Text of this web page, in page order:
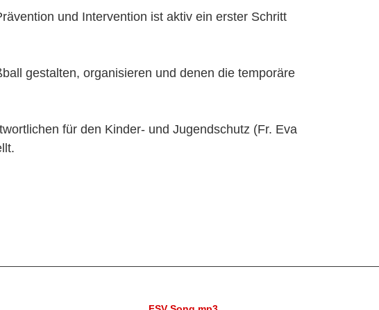
und Intervention ist aktiv ein erster Schritt
gestalten, organisieren und denen die temporäre
für den Kinder- und Jugendschutz (Fr. Eva